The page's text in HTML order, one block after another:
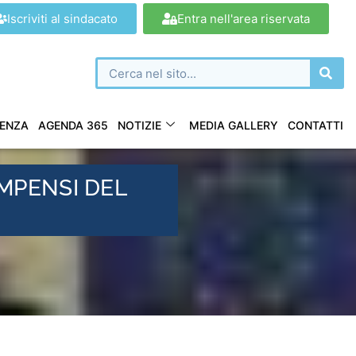
Iscriviti al sindacato Entra nell'area riservata
AGENDA 365 NOTIZIE MEDIA GALLERY CONTATTI
DEL